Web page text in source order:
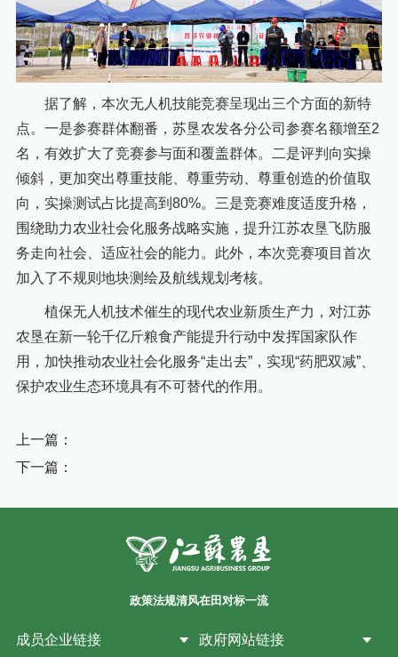
据了解，本次无人机技能竞赛呈现出三个方面的新特
点。一是参赛群体翻番，苏垦农发各分公司参赛名额增至2
名，有效扩大了竞赛参与面和覆盖群体。二是评判向实操
倾斜，更加突出尊重技能、尊重劳动、尊重创造的价值取
向，实操测试占比提高到80%。三是竞赛难度适度升格，
围绕助力农业社会化服务战略实施，提升江苏农垦飞防服
务走向社会、适应社会的能力。此外，本次竞赛项目首次
加入了不规则地块测绘及航线规划考核。
植保无人机技术催生的现代农业新质生产力，对江苏
农垦在新一轮千亿斤粮食产能提升行动中发挥国家队作
用，加快推动农业社会化服务“走出去”，实现“药肥双减”、
保护农业生态环境具有不可替代的作用。
上一篇：
下一篇：
政策法规清风在田 对标一流
成员企业链接 政府网站链接